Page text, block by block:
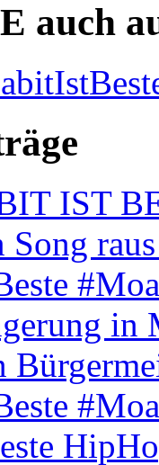
auch
IST
Song
in